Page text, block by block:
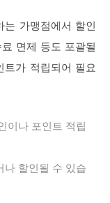
가맹점에서 할인
면제 등도 포괄될
가 적립되어 필요
이나 포인트 적립
나 할인될 수 있습